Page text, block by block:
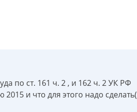
по ст. 161 ч. 2 , и 162 ч. 2 УК РФ
и что для этого надо сделать(